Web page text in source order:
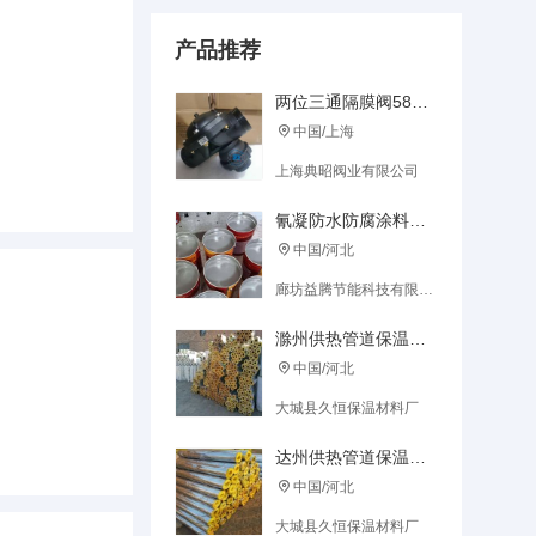
产品推荐
 中国/上海
上海典昭阀业有限公司
 中国/河北
廊坊益腾节能科技有限公司
 中国/河北
大城县久恒保温材料厂
 中国/河北
大城县久恒保温材料厂